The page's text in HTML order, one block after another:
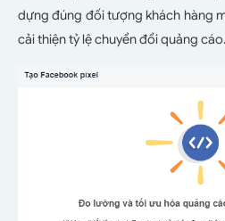
dựng đúng đối tượng khách hàng
cải thiện tỷ lệ chuyển đổi quảng cáo.